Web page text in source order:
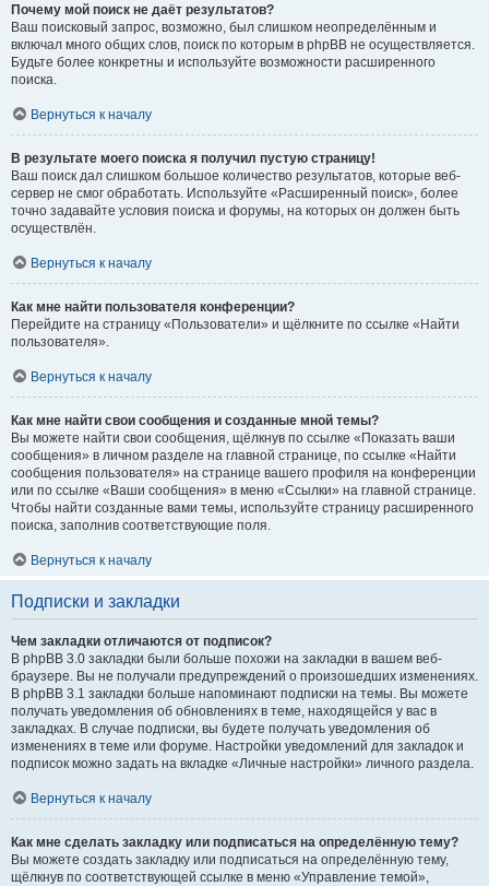
Почему мой поиск не даёт результатов?
Ваш поисковый запрос, возможно, был слишком неопределённым и
включал много общих слов, поиск по которым в phpBB не осуществляется.
Будьте более конкретны и используйте возможности расширенного
поиска.
Вернуться к началу
В результате моего поиска я получил пустую страницу!
Ваш поиск дал слишком большое количество результатов, которые веб-
сервер не смог обработать. Используйте «Расширенный поиск», более
точно задавайте условия поиска и форумы, на которых он должен быть
осуществлён.
Вернуться к началу
Как мне найти пользователя конференции?
Перейдите на страницу «Пользователи» и щёлкните по ссылке «Найти
пользователя».
Вернуться к началу
Как мне найти свои сообщения и созданные мной темы?
Вы можете найти свои сообщения, щёлкнув по ссылке «Показать ваши
сообщения» в личном разделе на главной странице, по ссылке «Найти
сообщения пользователя» на странице вашего профиля на конференции
или по ссылке «Ваши сообщения» в меню «Ссылки» на главной странице.
Чтобы найти созданные вами темы, используйте страницу расширенного
поиска, заполнив соответствующие поля.
Вернуться к началу
Подписки и закладки
Чем закладки отличаются от подписок?
В phpBB 3.0 закладки были больше похожи на закладки в вашем веб-
браузере. Вы не получали предупреждений о произошедших изменениях.
В phpBB 3.1 закладки больше напоминают подписки на темы. Вы можете
получать уведомления об обновлениях в теме, находящейся у вас в
закладках. В случае подписки, вы будете получать уведомления об
изменениях в теме или форуме. Настройки уведомлений для закладок и
подписок можно задать на вкладке «Личные настройки» личного раздела.
Вернуться к началу
Как мне сделать закладку или подписаться на определённую тему?
Вы можете создать закладку или подписаться на определённую тему,
щёлкнув по соответствующей ссылке в меню «Управление темой»,